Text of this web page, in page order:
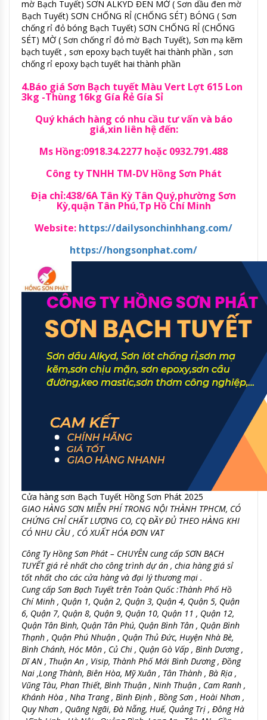
mờ Bạch Tuyết) SƠN ALKYD ĐEN MỜ ( Sơn dầu đen mờ
Bạch Tuyết) SƠN CHỐNG RỈ (CHỐNG SÉT) BÓNG ( Sơn
chống rỉ đỏ bóng Bạch Tuyết) SƠN CHỐNG RỈ (CHỐNG
SÉT) MỜ ( Sơn chống rỉ đỏ mờ Bạch Tuyết), Sơn mạ kẽm
bạch tuyết , sơn epoxy bạch tuyết hai thành phần , sơn
chống rỉ epoxy bạch tuyết hai thành phần
4.Báo giá Sơn Bạch tuyết Màu Vert Lợt 615 Lon
3kg -Thùng 16kg Gía Rẻ Gía Sỉ
Quý khách hàng có nhu cầu tư vấn và báo
giá,xin liên hệ đến:
Ms Hồng:0918.34.2277 hoặc 0932.791.488
Công ty TNHH TM-DV Hồng Sơn Phát
Địa chỉ:438/6A Tân Kỳ Tân Quý,phường Sơn
Kỳ,quận Tân Phú,Tp Hồ Chí Minh
Website: https://dailysonchinhhang.com/
https://hongsonphat.com/
Cửa hàng sơn Bạch Tuyết Hồng Sơn Phát 2025
GIAO HÀNG SƠN MIỄN PHÍ TRONG NỘI THÀNH TPHCM, CÓ
CHỨNG CHỈ CHẤT LƯỢNG CO, CQ ĐẦY ĐỦ THEO HÀNG KHI
CÓ NHU CẦU , CÓ XUẤT HÓA ĐƠN VAT
Công Ty Hồng Sơn Phát – CHUYÊN cung cấp SƠN BẠCH
TUYẾT giá rẻ nhất cho công trình dự án , chia hàng giá sỉ
tốt nhất cho các cửa hàng và đại lý thương mại .
Cung cấp Sơn Bạch Tuyết trên Toàn Quốc :Thành Phố Hồ
Chí Minh , Quận 1, Quận 2, Quận 3, Quận 4, Quận 5, Quận
6, Quận 7, Quận 8, Quận 9, Quận 10, Quận 11 , Quận 12,
Quận Tân Bình, Quận Tân Phú, Quận Bình Tân , Quận Bình
Thạnh , Quận Phú Nhuận , Quận Thủ Đức, Huyện Nhà Bè,
Bình Chánh, Hóc Môn , Củ Chi , Quận Gò Vấp , Bình Dương ,
Dĩ AN , Thuận An , Visip, Thành Phố Mới Bình Dương , Đồng
Nai ,Long Thành, Biên Hòa, Mỹ Xuân , Tân Thành , Bà Rịa ,
Vũng Tàu, Phan Thiết, Bình Thuận , Ninh Thuận , Cam Ranh ,
Khánh Hòa , Nha Trang , Bình Định , Bồng Sơn , Hoài Nhơn ,
Quy Nhơn , Quãng Ngãi, Đà Nẵng, Huế, Quảng Trị , Đông Hà